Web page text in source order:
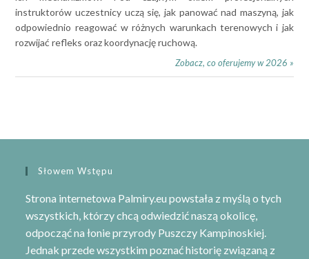
instruktorów uczestnicy uczą się, jak panować nad maszyną, jak
odpowiednio reagować w różnych warunkach terenowych i jak
rozwijać refleks oraz koordynację ruchową.
Zobacz, co oferujemy w 2026 »
Słowem Wstępu
Strona internetowa Palmiry.eu powstała z myślą o tych
wszystkich, którzy chcą odwiedzić naszą okolicę,
odpocząć na łonie przyrody Puszczy Kampinoskiej.
Jednak przede wszystkim poznać historię związaną z